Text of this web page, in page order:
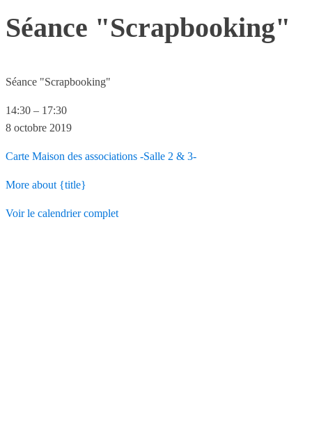
Séance "Scrapbooking"
Séance "Scrapbooking"
14:30 – 17:30
8 octobre 2019
Carte Maison des associations -Salle 2 & 3-
More about {title}
Voir le calendrier complet